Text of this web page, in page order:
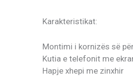
Karakteristikat:
Montimi i kornizës së
Kutia e telefonit me
Hapje xhepi me zinxhir